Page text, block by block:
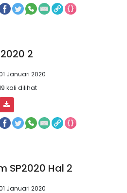
2
Januari 2020
kali dilihat
SP2020 Hal 2
Januari 2020